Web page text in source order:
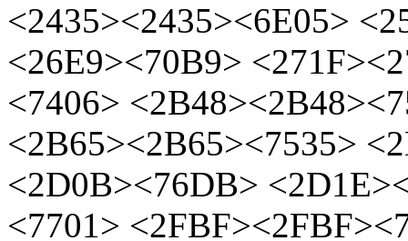
<2435><2435><6E05>
<26E9><70B9>
<7406>
<2B65><2B65><7535>
<2D0B><76DB>
<7701>